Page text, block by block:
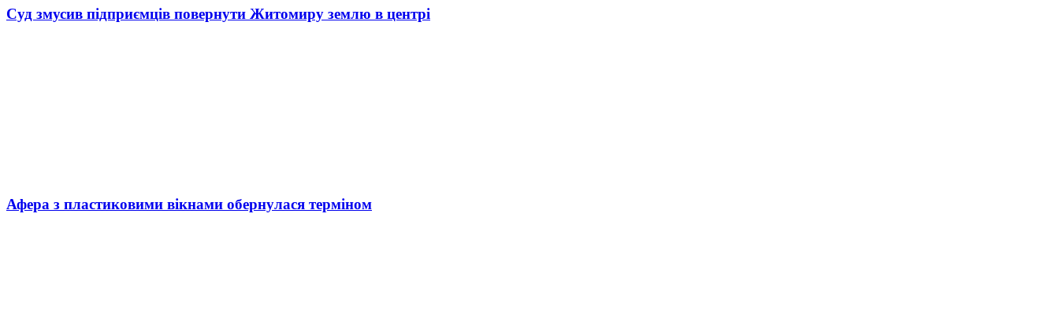
Суд змусив підприємців повернути Житомиру землю в центрі
Афера з пластиковими вікнами обернулася терміном